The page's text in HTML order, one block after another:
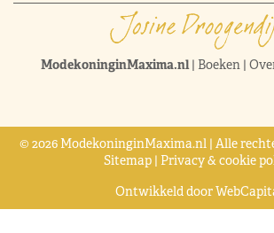
ModekoninginMaxima.nl| Boeken|
© 2026 ModekoninginMaxima.nl | Alle
Sitemap | Privacy & cookie
Ontwikkeld door